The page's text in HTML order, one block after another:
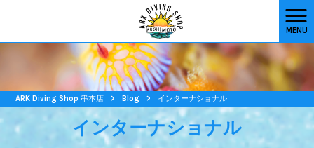
MENU
ARK Diving Shop 串本店 > Blog > インターナショナル
インターナショナル